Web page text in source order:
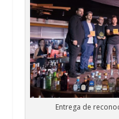
Entrega de